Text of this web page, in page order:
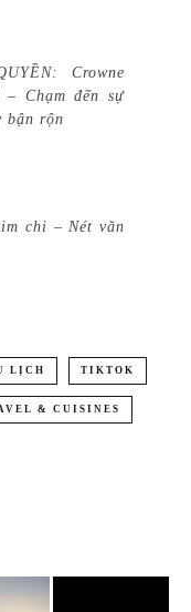
Crowne
– Chạm đến sự
bận rộn
chi – Nét văn
LỊCH TIKTOK
& CUISINES